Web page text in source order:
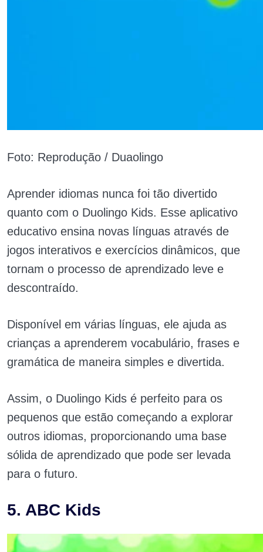
Foto: Reprodução / Duaolingo
Aprender idiomas nunca foi tão divertido
quanto com o Duolingo Kids. Esse aplicativo
educativo ensina novas línguas através de
jogos interativos e exercícios dinâmicos, que
tornam o processo de aprendizado leve e
descontraído.
Disponível em várias línguas, ele ajuda as
crianças a aprenderem vocabulário, frases e
gramática de maneira simples e divertida.
Assim, o Duolingo Kids é perfeito para os
pequenos que estão começando a explorar
outros idiomas, proporcionando uma base
sólida de aprendizado que pode ser levada
para o futuro.
5. ABC Kids